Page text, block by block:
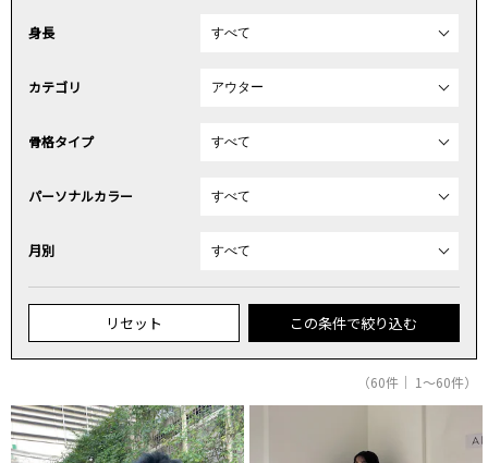
身長
カテゴリ
骨格タイプ
パーソナルカラー
月別
リセット この条件で絞り込む
（60件｜ 1～60件）